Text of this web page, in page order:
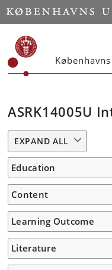
ASRK14005U
EXPAND ALL
Education
Content
Learning Outcome
Literature